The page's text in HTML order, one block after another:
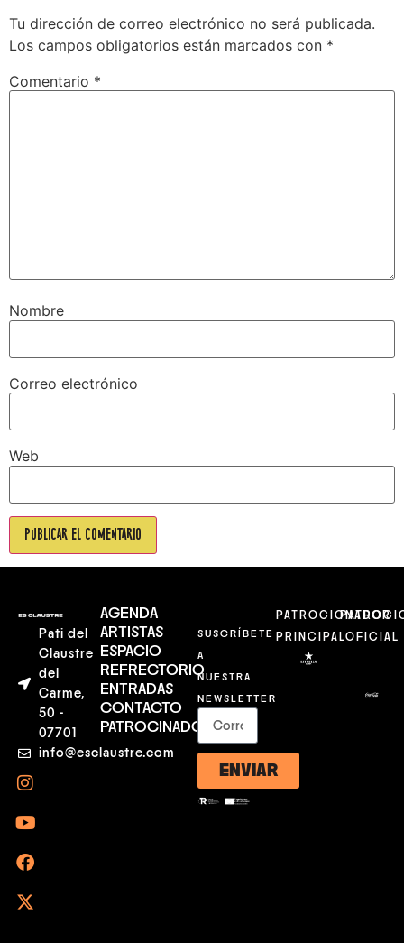
Tu dirección de correo electrónico no será publicada.
Los campos obligatorios están marcados con *
Comentario *
Nombre
Correo electrónico
Web
Pati del
Claustre
del
Carme,
50 -
07701
info@esclaustre.com
AGENDA
ARTISTAS
ESPACIO
REFRECTORIO
ENTRADAS
CONTACTO
PATROCINADORES
SUSCRÍBETE
A
NUESTRA
NEWSLETTER
ENVIAR
PATROCIONADOR
PRINCIPALOFICIAL